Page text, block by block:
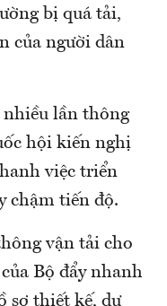
bị quá tải,
của người dân
lần thông
hội kiến nghị
việc triển
chậm tiến độ.
vận tải cho
Bộ đẩy nhanh
sơ thiết kế, dự